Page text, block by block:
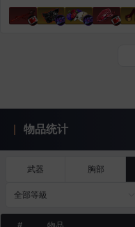
物品统计
武器 胸部
全部等級